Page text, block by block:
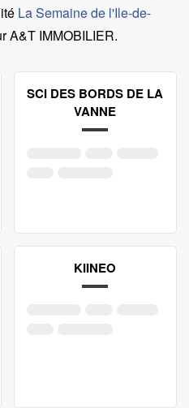
La Semaine de l'Ile-de-
A&T IMMOBILIER.
SCI DES BORDS DE LA
VANNE
KIINEO